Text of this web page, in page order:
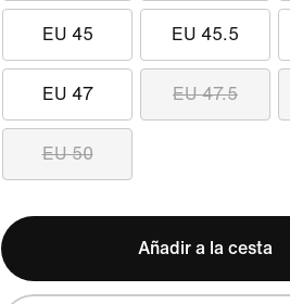
EU 45 EU 45.5
EU 47 EU 47.5
EU 50
Añadir a la cesta